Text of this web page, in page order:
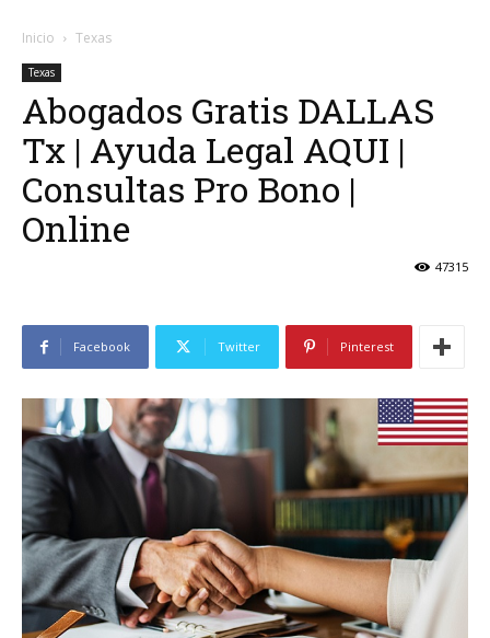
Inicio Texas
Texas
Abogados Gratis DALLAS
Tx | Ayuda Legal AQUI |
Consultas Pro Bono |
Online
47315
Facebook Twitter Pinterest